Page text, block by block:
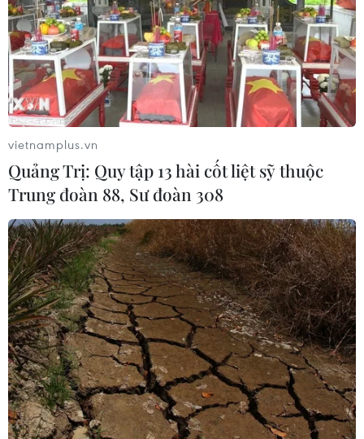
vietnamplus.vn
Quảng Trị: Quy tập 13 hài cốt liệt sỹ thuộc
Trung đoàn 88, Sư đoàn 308